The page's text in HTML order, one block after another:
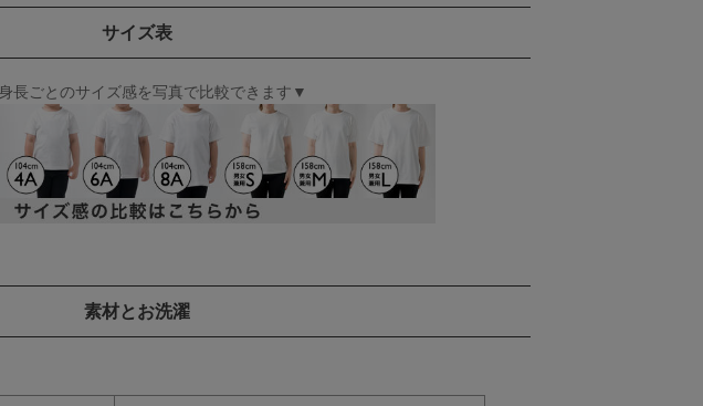
サイズ表
長ごとのサイズ感を写真で比較できます▼
素材とお洗濯